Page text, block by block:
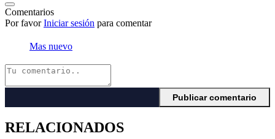
Comentarios
Por favorIniciar sesión para comentar
Mas nuevo
RELACIONADOS